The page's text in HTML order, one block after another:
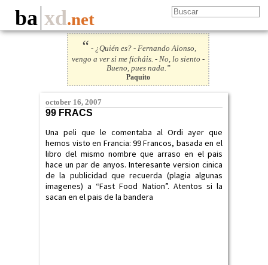
ba xd.net
“ - ¿Quién es? - Fernando Alonso,
vengo a ver si me ficháis. - No, lo siento -
Bueno, pues nada.”
Paquito
october 16, 2007
99 FRACS
Una peli que le comentaba al Ordi ayer que
hemos visto en Francia: 99 Francos, basada en el
libro del mismo nombre que arraso en el pais
hace un par de anyos. Interesante version cinica
de la publicidad que recuerda (plagia algunas
imagenes) a “Fast Food Nation”. Atentos si la
sacan en el pais de la bandera